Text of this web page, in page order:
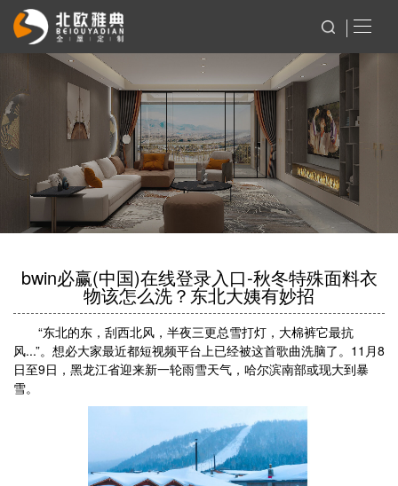
bwin必赢(中国)在线登录入口-秋冬特殊面料衣
物该怎么洗？东北大姨有妙招
“东北的东，刮西北风，半夜三更总雪打灯，大棉裤它最抗
风...”。想必大家最近都短视频平台上已经被这首歌曲洗脑了。11月8
日至9日，黑龙江省迎来新一轮雨雪天气，哈尔滨南部或现大到暴
雪。